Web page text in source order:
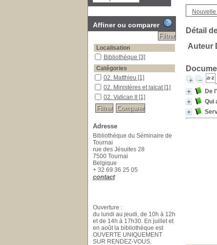
Détail
Auteur
De
Qui
Affiner ou comparer
Localisation
Bibliothèque [3]
Catégories
02. Matthieu [1]
02. Ministères et laïcat [1]
02. Vatican II [1]
Adresse
Bibliothèque du Séminaire de
Tournai
rue des Jésuites 28
7500 Tournai
Belgique
+ 32 69 36 25 05
contact
Ouverture :
du lundi au jeudi, de 10h à 12h
et de 14h à 17h30. En juillet et
en août la bibliothèque est
OUVERTE UNIQUEMENT
SUR RENDEZ-VOUS.